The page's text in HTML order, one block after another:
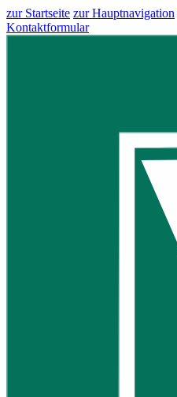
zur Startseite zur Hauptnavigation
Kontaktformular